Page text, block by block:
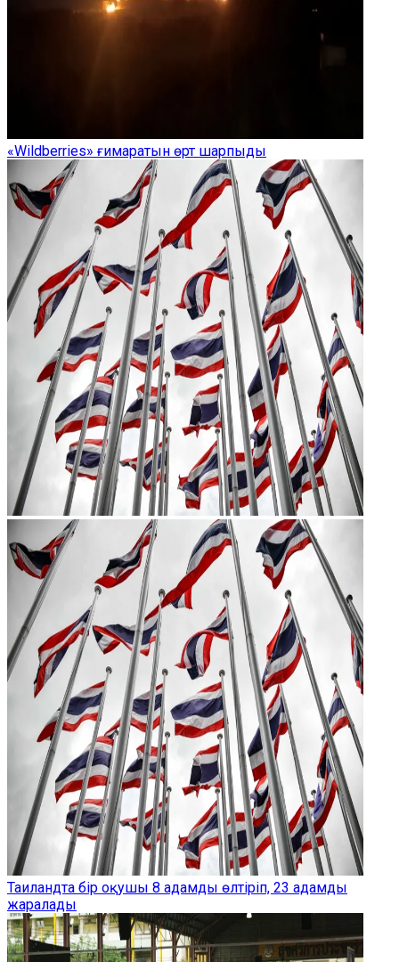
«Wildberries» ғимаратын өрт шарпыды
Таиландта бір оқушы 8 адамды өлтіріп, 23 адамды
жаралады